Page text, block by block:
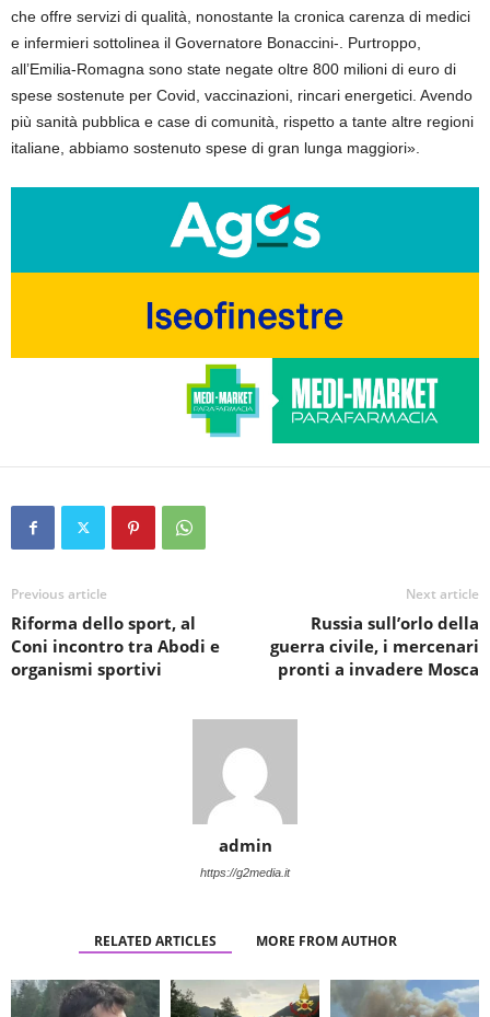
che offre servizi di qualità, nonostante la cronica carenza di medici
e infermieri sottolinea il Governatore Bonaccini-. Purtroppo,
all’Emilia-Romagna sono state negate oltre 800 milioni di euro di
spese sostenute per Covid, vaccinazioni, rincari energetici. Avendo
più sanità pubblica e case di comunità, rispetto a tante altre regioni
italiane, abbiamo sostenuto spese di gran lunga maggiori».
Previous article
Riforma dello sport, al
Coni incontro tra Abodi e
organismi sportivi
Next article
Russia sull’orlo della
guerra civile, i mercenari
pronti a invadere Mosca
admin
https://g2media.it
RELATED ARTICLES MORE FROM AUTHOR